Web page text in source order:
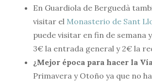
En Guardiola de Berguedà
visitar el Monasterio de Sant
puede visitar en fin de semana
3€ la entrada general y 2€ la
¿Mejor época para hacer la
Primavera y Otoño ya que no